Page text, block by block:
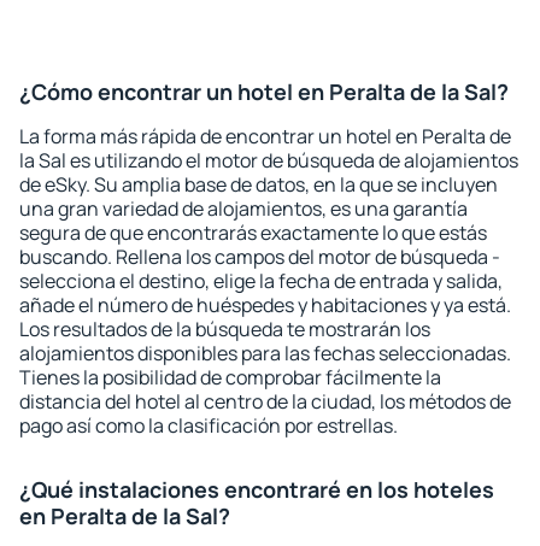
¿Cómo encontrar un hotel en Peralta de la Sal?
La forma más rápida de encontrar un hotel en Peralta de
la Sal es utilizando el motor de búsqueda de alojamientos
de eSky. Su amplia base de datos, en la que se incluyen
una gran variedad de alojamientos, es una garantía
segura de que encontrarás exactamente lo que estás
buscando. Rellena los campos del motor de búsqueda -
selecciona el destino, elige la fecha de entrada y salida,
añade el número de huéspedes y habitaciones y ya está.
Los resultados de la búsqueda te mostrarán los
alojamientos disponibles para las fechas seleccionadas.
Tienes la posibilidad de comprobar fácilmente la
distancia del hotel al centro de la ciudad, los métodos de
pago así como la clasificación por estrellas.
¿Qué instalaciones encontraré en los hoteles
en Peralta de la Sal?